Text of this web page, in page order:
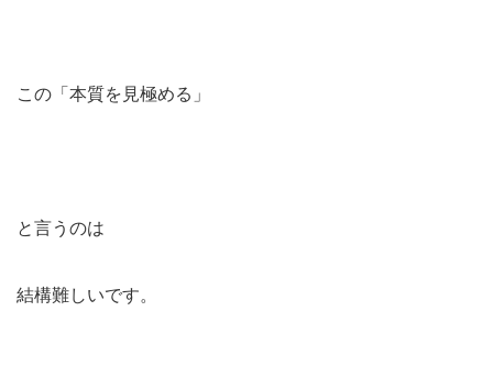
この「本質を見極める」
と言うのは
結構難しいです。